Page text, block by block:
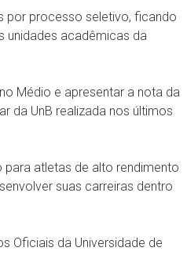
por processo seletivo, ficando
unidades acadêmicas da
Médio e apresentar a nota da
da UnB realizada nos últimos
atletas de alto rendimento
suas carreiras dentro
Oficiais da Universidade de